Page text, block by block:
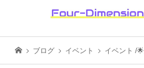
ブログ イベント イベント /